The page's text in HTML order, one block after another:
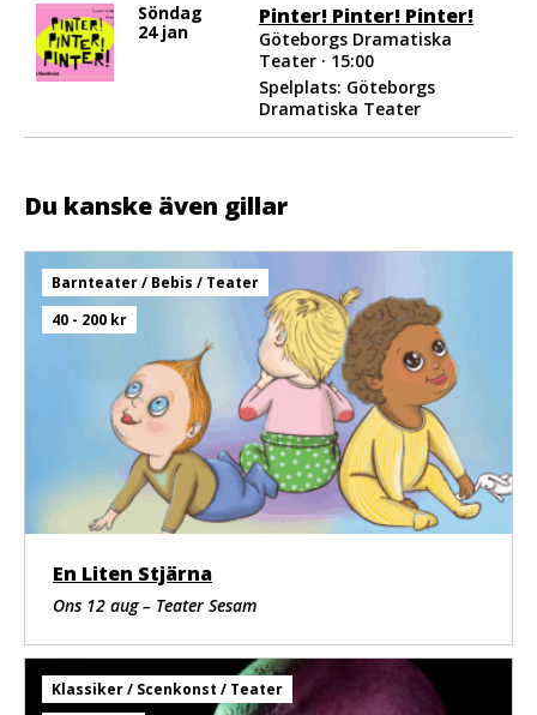
Söndag
24 jan
Pinter! Pinter! Pinter!
Göteborgs Dramatiska
Teater · 15:00
Spelplats: Göteborgs
Dramatiska Teater
Du kanske även gillar
Barnteater / Bebis / Teater
40 - 200 kr
En Liten Stjärna
Ons 12 aug – Teater Sesam
Klassiker / Scenkonst / Teater